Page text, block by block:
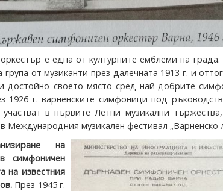
е една от културните емблеми на
от музиканти през далечната 1913 г. и
достойно своето място сред най-добрите
1926 г. варненските симфоници под
в първите Летни музикални
Международния музикален фестивал „Варненско
на
симфоничен
на известния
През 1945 г.